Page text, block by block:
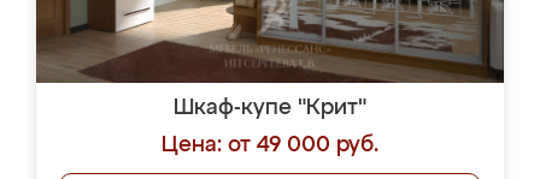
Шкаф-купе "Крит"
Цена: от 49 000 руб.